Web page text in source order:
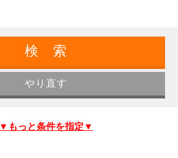
▼もっと条件を指定▼